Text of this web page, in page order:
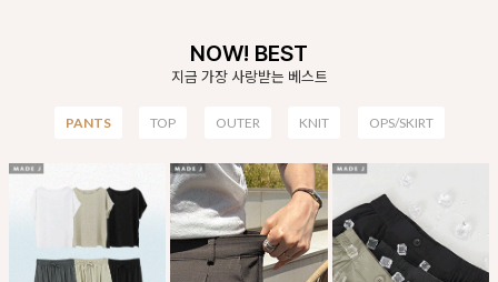
NOW! BEST
지금 가장 사랑받는 베스트
PANTS TOP OUTER KNIT OPS/SKIRT